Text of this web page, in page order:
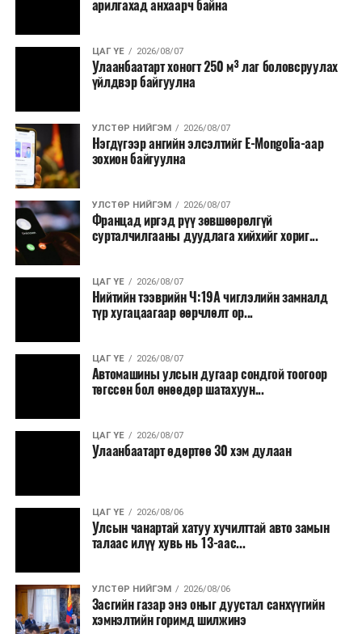
арилгахад анхаарч байна
ЦАГ ҮЕ 2026/08/07
Улаанбаатарт хоногт 250 м³ лаг боловсруулах
үйлдвэр байгуулна
УЛСТӨР НИЙГЭМ 2026/08/07
Нэгдүгээр ангийн элсэлтийг E-Mongolia-аар
зохион байгуулна
УЛСТӨР НИЙГЭМ 2026/08/07
Францад иргэд рүү зөвшөөрөлгүй
сурталчилгааны дуудлага хийхийг хориг...
ЦАГ ҮЕ 2026/08/07
Нийтийн тээврийн Ч:19А чиглэлийн замналд
түр хугацаагаар өөрчлөлт ор...
ЦАГ ҮЕ 2026/08/07
Автомашины улсын дугаар сондгой тоогоор
төгссөн бол өнөөдөр шатахуун...
ЦАГ ҮЕ 2026/08/07
Улаанбаатарт өдөртөө 30 хэм дулаан
ЦАГ ҮЕ 2026/08/06
Улсын чанартай хатуу хучилттай авто замын
талаас илүү хувь нь 13-аас...
УЛСТӨР НИЙГЭМ 2026/08/06
Засгийн газар энэ оныг дуустал санхүүгийн
хэмнэлтийн горимд шилжинэ